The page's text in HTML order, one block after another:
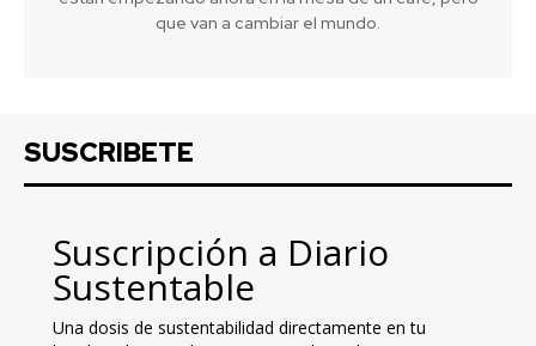
que van a cambiar el mundo.
SUSCRIBETE
Suscripción a Diario
Sustentable
Una dosis de sustentabilidad directamente en tu